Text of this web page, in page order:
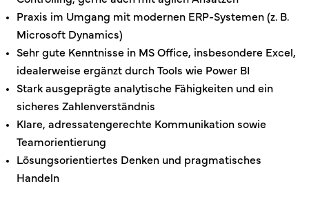
Praxis im Umgang mit modernen ERP-Systemen (z. B.
Microsoft Dynamics)
Sehr gute Kenntnisse in MS Office, insbesondere Excel,
idealerweise ergänzt durch Tools wie Power BI
Stark ausgeprägte analytische Fähigkeiten und ein
sicheres Zahlenverständnis
Klare, adressatengerechte Kommunikation sowie
Teamorientierung
Lösungsorientiertes Denken und pragmatisches
Handeln